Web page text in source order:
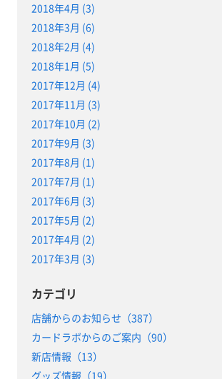
2018年4月 (3)
2018年3月 (6)
2018年2月 (4)
2018年1月 (5)
2017年12月 (4)
2017年11月 (3)
2017年10月 (2)
2017年9月 (3)
2017年8月 (1)
2017年7月 (1)
2017年6月 (3)
2017年5月 (2)
2017年4月 (2)
2017年3月 (3)
カテゴリ
店舗からのお知らせ（387）
カードラボからのご案内（90）
新店情報（13）
グッズ情報（19）